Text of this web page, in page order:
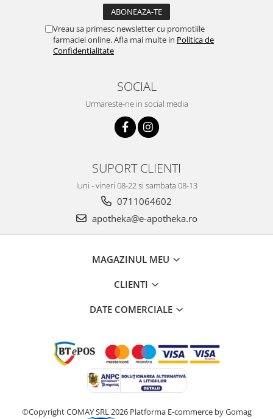
Vreau sa primesc newsletter cu promotiile
farmaciei online. Afla mai multe in Politica de
Confidentialitate
SOCIAL
Urmareste-ne in social media
SUPORT CLIENTI
luni - vineri 08-22 si sambata 08-13
0711064602
apotheka@e-apotheka.ro
MAGAZINUL MEU
CLIENTI
DATE COMERCIALE
©Copyright COMAY SRL 2026 Platforma E-commerce by Gomag